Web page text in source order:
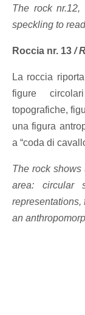
The rock
speckling to
Roccia nr. 13 /
La roccia
figure
topografiche,
una figura
a “coda di
The rock shows
area: circular
representations,
an